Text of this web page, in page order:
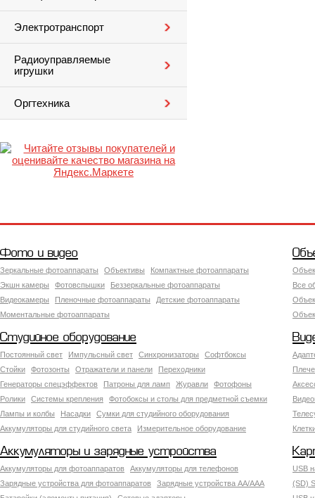
Электротранспорт
Радиоуправляемые
игрушки
Оргтехника
Фото и видео
Зеркальные фотоаппараты Объективы
Компактные фотоаппараты
Экшн камеры
Фотовспышки
Беззеркальные фотоаппараты
Видеокамеры
Пленочные фотоаппараты
Детские фотоаппараты
Моментальные фотоаппараты
Все
Студийное оборудование
Постоянный свет Импульсный свет Синхронизаторы
Софтбоксы
Стойки
Фотозонты Отражатели и панели
Переходники
Генераторы спецэффектов
Патроны для ламп Журавли
Фотофоны
Ролики
Системы крепления
Фотобоксы и столы для предметной съемки
Лампы и колбы
Насадки
Сумки для студийного оборудования
Аккумуляторы для студийного света
Измерительное оборудование
Аккумуляторы и зарядные устройства
Аккумуляторы для фотоаппаратов
Аккумуляторы для телефонов
Зарядные устройства для фотоаппаратов
Зарядные устройства AA/AAA
USB
(SD)